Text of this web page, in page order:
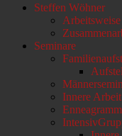
oben
Steffen Wöhner
Arbeitsweise
Seminare
Innere
Enneagramm